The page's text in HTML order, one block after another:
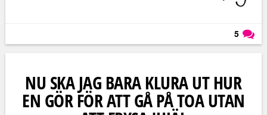
5
NU SKA JAG BARA KLURA UT HUR
EN GÖR FÖR ATT GÅ PÅ TOA UTAN